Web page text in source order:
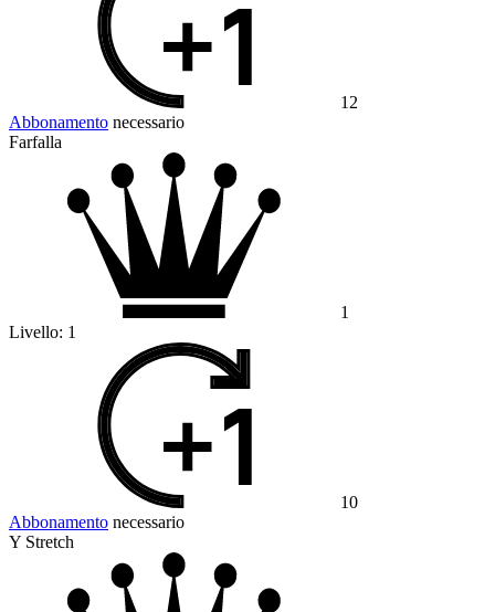
12
Abbonamento necessario
Farfalla
1
Livello: 1
10
Abbonamento necessario
Y Stretch